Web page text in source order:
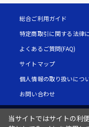
総合ご利用ガイド
特定商取引に関する法律
よくあるご質問(FAQ)
サイトマップ
個人情報の取り扱いにつ
お問い合わせ
当サイトではサイトの利